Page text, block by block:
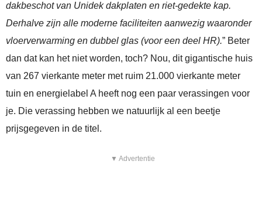
dakbeschot van Unidek dakplaten en riet-gedekte kap.
Derhalve zijn alle moderne faciliteiten aanwezig waaronder
vloerverwarming en dubbel glas (voor een deel HR).” Beter
dan dat kan het niet worden, toch? Nou, dit gigantische huis
van 267 vierkante meter met ruim 21.000 vierkante meter
tuin en energielabel A heeft nog een paar verassingen voor
je. Die verassing hebben we natuurlijk al een beetje
prijsgegeven in de titel.
▼ Advertentie